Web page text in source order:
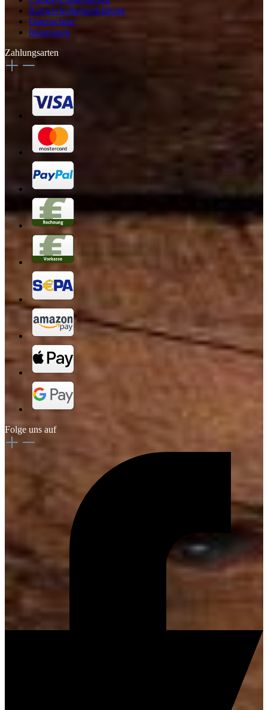
Barrierefreiheitserklärung
Datenschutz
Impressum
Zahlungsarten
Folge uns auf